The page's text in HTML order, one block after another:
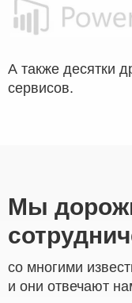
А также десятки
сервисов.
Мы
со многими
и они отвечают